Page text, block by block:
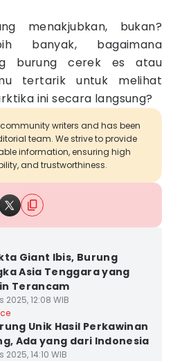
menakjubkan, bukan?
banyak, bagaimana
burung cerek es atau
tertarik untuk melihat
ini secara langsung?
writers and has been
team. We strive to provide
information, ensuring high
and trustworthiness.
Giant Ibis, Burung
Asia Tenggara yang
Terancam
2025, 12:08 WIB
Unik Hasil Perkawinan
Ada yang dari Indonesia
2025, 14:10 WIB